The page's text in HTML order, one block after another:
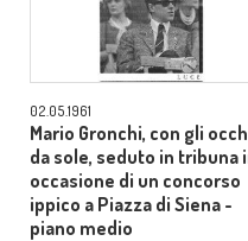
02.05.1961
Mario Gronchi, con gli
da sole, seduto in tribuna
occasione di un concorso
ippico a Piazza di Siena -
piano medio